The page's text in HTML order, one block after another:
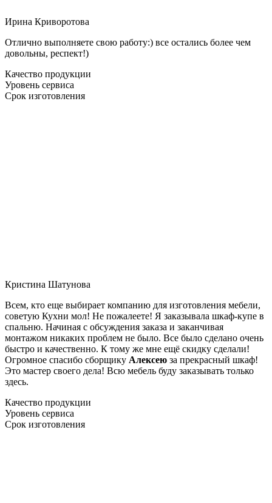
Ирина Криворотова
Отлично выполняете свою работу:) все остались более чем
довольны, респект!)
Качество продукции
Уровень сервиса
Срок изготовления
Кристина Шатунова
Всем, кто еще выбирает компанию для изготовления мебели,
советую Кухни мол! Не пожалеете! Я заказывала шкаф-купе в
спальню. Начиная с обсуждения заказа и заканчивая
монтажом никаких проблем не было. Все было сделано очень
быстро и качественно. К тому же мне ещё скидку сделали!
Огромное спасибо сборщику Алексею за прекрасный шкаф!
Это мастер своего дела! Всю мебель буду заказывать только
здесь.
Качество продукции
Уровень сервиса
Срок изготовления